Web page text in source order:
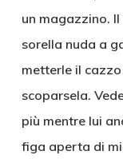
un magazzino.
sorella nuda a
metterle il
scoparsela.
più mentre lui
figa aperta di